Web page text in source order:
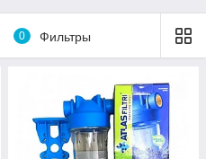
0 Фильтры